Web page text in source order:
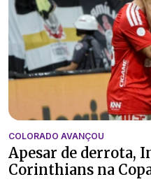
COLORADO AVANÇOU
Apesar de derrota,
Corinthians na